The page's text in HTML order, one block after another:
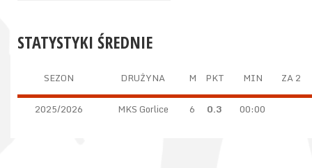
STATYSTYKI ŚREDNIE
SEZON DRUŻYNA M PKT MIN ZA 2
2025/2026 MKS Gorlice 6 0.3 00:00